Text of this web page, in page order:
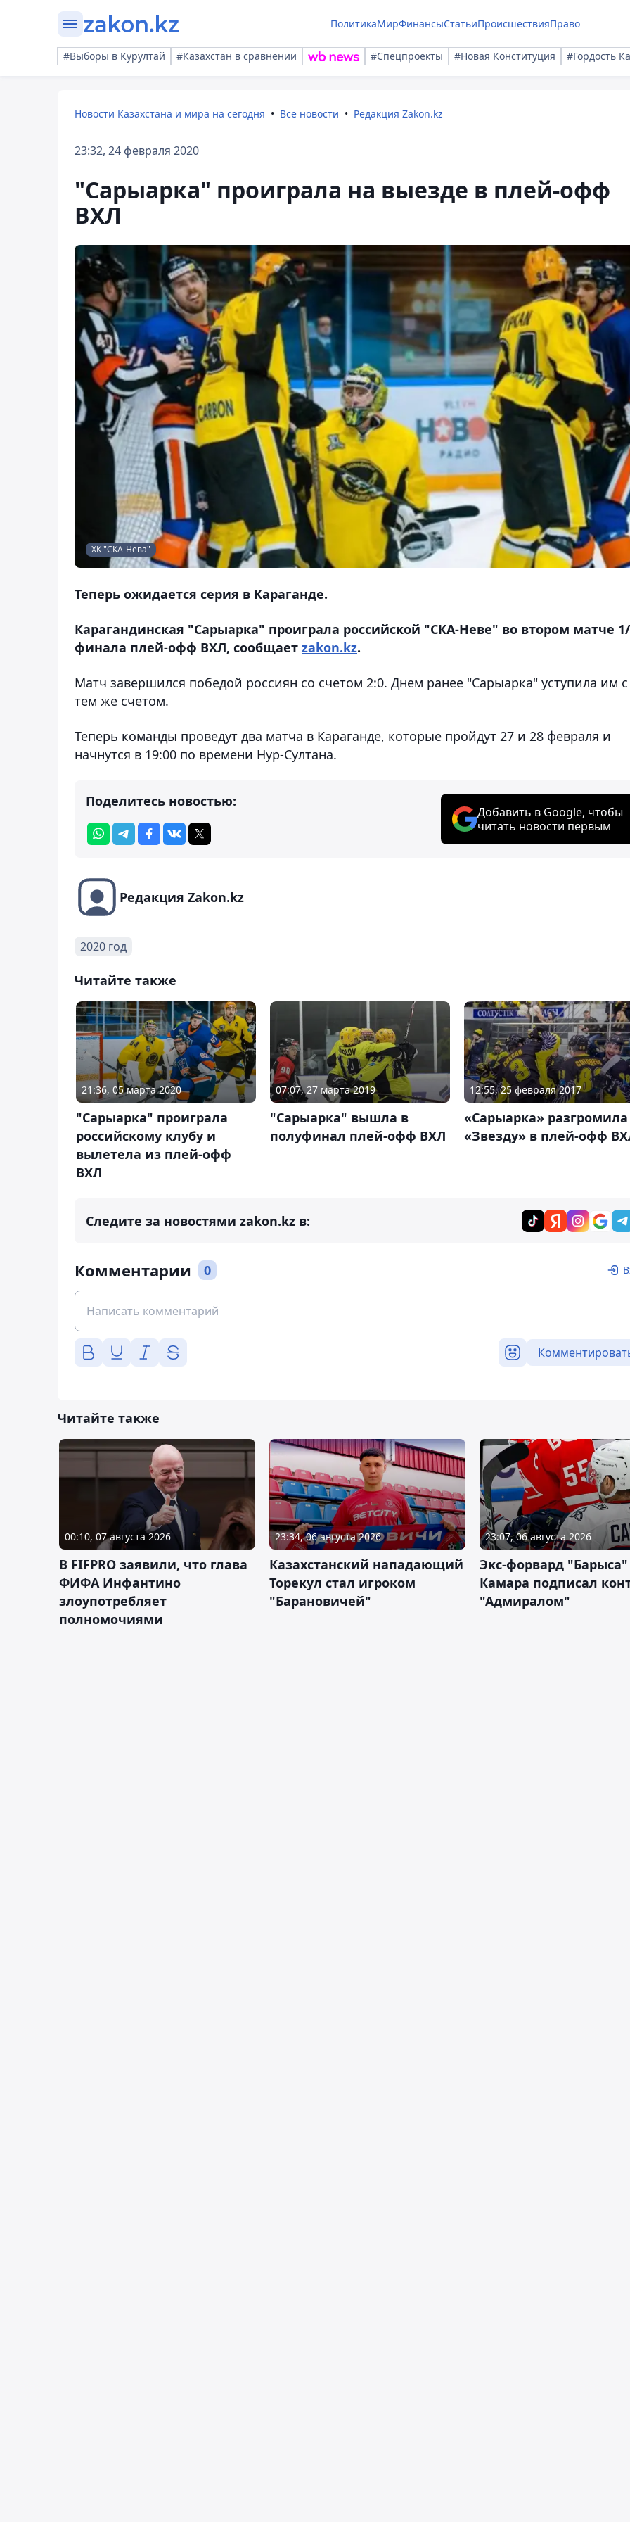
ПолитикаМирФинансыСтатьиПроисшествияПраво
#Выборы в Курултай #Казахстан в сравнении #Спецпроекты #Новая Конституция #Гордость
Новости Казахстана и мира на сегодня Все новости Редакция Zakon.kz
23:32, 24 февраля 2020
"Сарыарка" проиграла на выезде в плей-офф
ВХЛ
ХК "СКА-Нева"
Теперь ожидается серия в Караганде.
Карагандинская "Сарыарка" проиграла российской "СКА-Неве" во втором матче
финала плей-офф ВХЛ, сообщает zakon.kz.
Матч завершился победой россиян со счетом 2:0. Днем ранее "Сарыарка" уступила им с
тем же счетом.
Теперь команды проведут два матча в Караганде, которые пройдут 27 и 28 февраля и
начнутся в 19:00 по времени Нур-Султана.
Поделитесь новостью:
Добавить в Google, чтобы
читать новости первым
Редакция Zakon.kz
2020 год
Читайте также
21:36, 05 марта 2020
"Сарыарка" проиграла
российскому клубу и
вылетела из плей-офф
ВХЛ
07:07, 27 марта 2019
"Сарыарка" вышла в
полуфинал плей-офф ВХЛ
12:55, 25 февраля 2017
«Сарыарка» разгромила
«Звезду» в плей-офф
Следите за новостями zakon.kz в:
Комментарии 0
Читайте также
00:10, 07 августа 2026
В FIFPRO заявили, что глава
ФИФА Инфантино
злоупотребляет
полномочиями
23:34, 06 августа 2026
Казахстанский нападающий
Торекул стал игроком
"Барановичей"
23:07, 06 августа 2026
Экс-форвард "Барыса"
Камара подписал
"Адмиралом"